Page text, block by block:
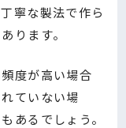
寧な製法で作ら
ります。
度が高い場合
ていない場
あるでしょう。